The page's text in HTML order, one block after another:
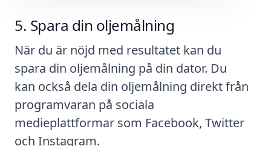
Spara din oljemålning
När du är nöjd med resultatet kan du
spara din oljemålning på din dator. Du
kan också dela din oljemålning direkt från
programvaran på sociala
medieplattformar som Facebook, Twitter
och Instagram.